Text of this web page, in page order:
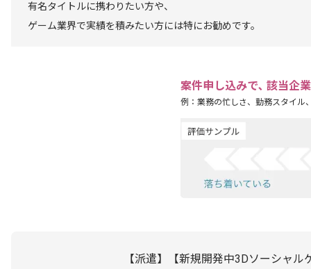
有名タイトルに携わりたい方や、
ゲーム業界で実績を積みたい方には特にお勧めです。
案件申し込みで､ 該当企
例：業務の忙しさ、勤務スタイル
【派遣】【新規開発中3Dソーシャ